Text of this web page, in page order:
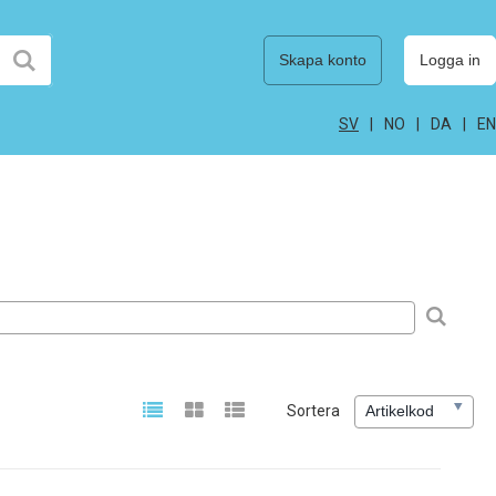
Logga in
Skapa konto
SV NO DA EN
Sortera Artikelkod